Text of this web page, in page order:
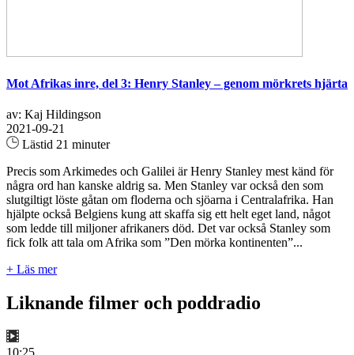
Mot Afrikas inre, del 3: Henry Stanley – genom mörkrets hjärta
av: Kaj Hildingson
2021-09-21
Lästid 21 minuter
Precis som Arkimedes och Galilei är Henry Stanley mest känd för
några ord han kanske aldrig sa. Men Stanley var också den som
slutgiltigt löste gåtan om floderna och sjöarna i Centralafrika. Han
hjälpte också Belgiens kung att skaffa sig ett helt eget land, något
som ledde till miljoner afrikaners död. Det var också Stanley som
fick folk att tala om Afrika som ”Den mörka kontinenten”...
+ Läs mer
Liknande filmer och poddradio